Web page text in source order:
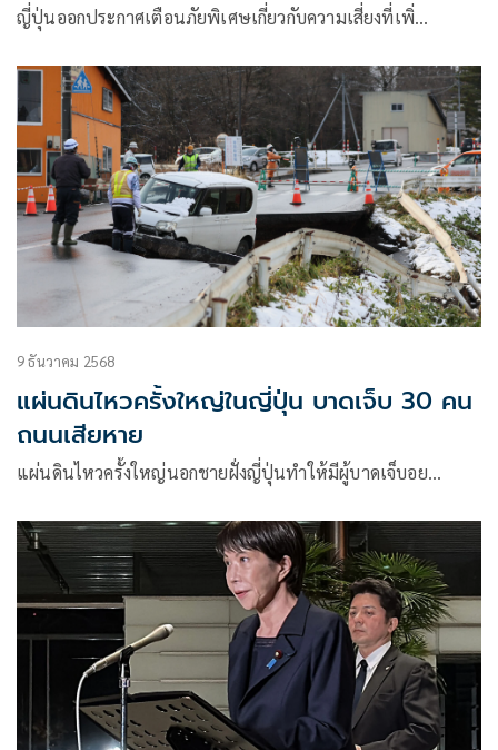
ญี่ปุ่นออกประกาศเตือนภัยพิเศษเกี่ยวกับความเสี่ยงที่เพิ่…
9 ธันวาคม 2568
แผ่นดินไหวครั้งใหญ่ในญี่ปุ่น บาดเจ็บ 30 คน
ถนนเสียหาย
แผ่นดินไหวครั้งใหญ่นอกชายฝั่งญี่ปุ่นทำให้มีผู้บาดเจ็บอย…